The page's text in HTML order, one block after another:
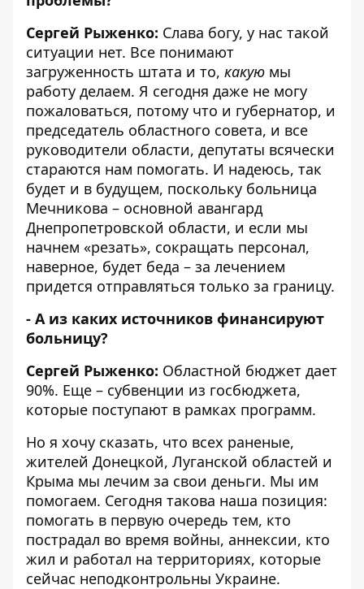
Сергей Рыженко: Слава богу, у нас такой
ситуации нет. Все понимают
загруженность штата и то, какую мы
работу делаем. Я сегодня даже не могу
пожаловаться, потому что и губернатор, и
председатель областного совета, и все
руководители области, депутаты всячески
стараются нам помогать. И надеюсь, так
будет и в будущем, поскольку больница
Мечникова – основной авангард
Днепропетровской области, и если мы
начнем «резать», сокращать персонал,
наверное, будет беда – за лечением
придется отправляться только за границу.
- А из каких источников финансируют
больницу?
Сергей Рыженко: Областной бюджет дает
90%. Еще – субвенции из госбюджета,
которые поступают в рамках программ.
Но я хочу сказать, что всех раненые,
жителей Донецкой, Луганской областей и
Крыма мы лечим за свои деньги. Мы им
помогаем. Сегодня такова наша позиция:
помогать в первую очередь тем, кто
пострадал во время войны, аннексии, кто
жил и работал на территориях, которые
сейчас неподконтрольны Украине.